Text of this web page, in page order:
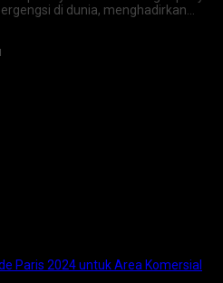
di dunia, menghadirkan…
Paris 2024 untuk Area Komersial